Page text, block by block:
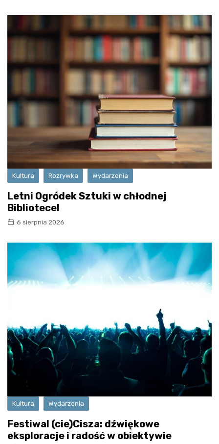
Kultura Rozrywka Wydarzenia
Letni Ogródek Sztuki w chłodnej
Bibliotece!
6 sierpnia 2026
Kultura Wydarzenia
Festiwal (cie)Cisza: dźwiękowe
eksploracje i radość w obiektywie